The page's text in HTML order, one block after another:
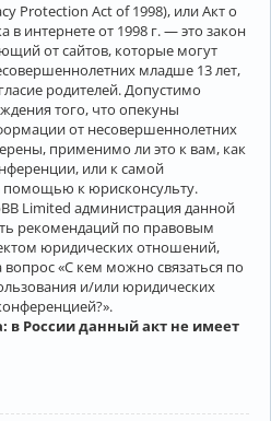
Protection Act of 1998), или Акт о
в интернете от 1998 г. — это закон
от сайтов, которые могут
младше 13 лет,
родителей. Допустимо
того, что опекуны
от несовершеннолетних
применимо ли это к вам, как
или к самой
помощью к юрисконсульту.
Limited администрация данной
рекомендаций по правовым
юридических отношений,
«С кем можно связаться по
и/или юридических
в России данный акт не имеет